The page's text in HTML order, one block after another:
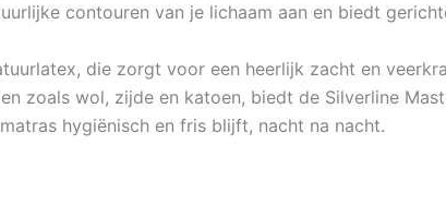
contouren van je lichaam aan en biedt
die zorgt voor een heerlijk zacht en
zoals wol, zijde en katoen, biedt de Silverline
hygiënisch en fris blijft, nacht na nacht.